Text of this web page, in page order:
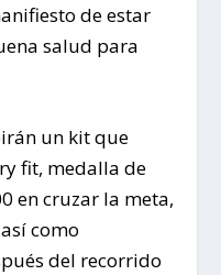
de estar
salud para
un kit que
fit, medalla de
en cruzar la meta,
como
del recorrido